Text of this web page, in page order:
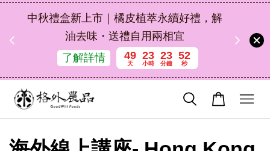
中秋禮盒新上市｜橘皮植萃永續好禮，解
油去味・送禮自用兩相宜
了解詳情
49
天
23
小時
23
分鐘
52
秒